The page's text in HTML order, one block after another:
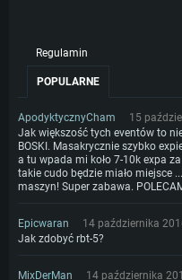
Regulamin
POPULARNE
ApodyktycznyCham 15
Jak większość tych eventów to
BOSKI. Masakrycznie szybko
a tu wpada mi koło 7-10k expa
takie cudo będzie miało miejsce
maszyn! Super zabawa.
Epicwaran 14 października
Jak zdobyć rbt-5?
MixDerMan 14 października